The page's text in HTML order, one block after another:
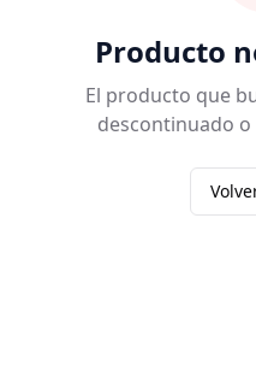
Producto
El producto que
descontinuado o